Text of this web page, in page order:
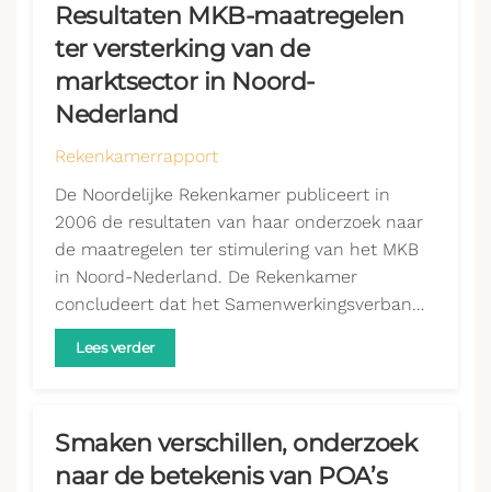
Resultaten MKB-maatregelen
ter versterking van de
marktsector in Noord-
Nederland
Rekenkamerrapport
De Noordelijke Rekenkamer publiceert in
2006 de resultaten van haar onderzoek naar
de maatregelen ter stimulering van het MKB
in Noord-Nederland. De Rekenkamer
concludeert dat het Samenwerkingsverban…
Lees verder
Smaken verschillen, onderzoek
naar de betekenis van POA’s